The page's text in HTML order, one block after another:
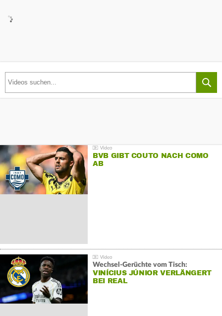
BVB GIBT COUTO NACH COMO
AB
Wechsel-Gerüchte vom Tisch:
VINÍCIUS JÚNIOR VERLÄNGERT
BEI REAL